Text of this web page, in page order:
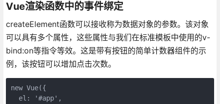
Vue渲染函数中的事件绑定
createElement函数可以接收称为数据对象的参数。该对象
可以具有多个属性，这些属性与我们在标准模板中使用的v-
bind:on等指令等效。这是带有按钮的简单计数器组件的示
例，该按钮可以增加点击次数。
new Vue({
  el: '#app',